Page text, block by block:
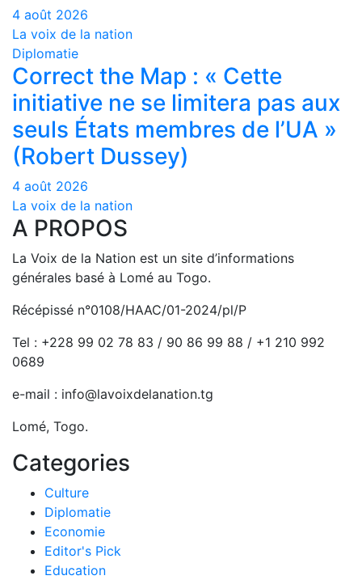
4 août 2026
La voix de la nation
Diplomatie
Correct the Map : « Cette
initiative ne se limitera pas aux
seuls États membres de l’UA »
(Robert Dussey)
4 août 2026
La voix de la nation
A PROPOS
La Voix de la Nation est un site d’informations
générales basé à Lomé au Togo.
Récépissé n°0108/HAAC/01-2024/pl/P
Tel : +228 99 02 78 83 / 90 86 99 88 / +1 210 992
0689
e-mail : info@lavoixdelanation.tg
Lomé, Togo.
Categories
Culture
Diplomatie
Economie
Editor's Pick
Education